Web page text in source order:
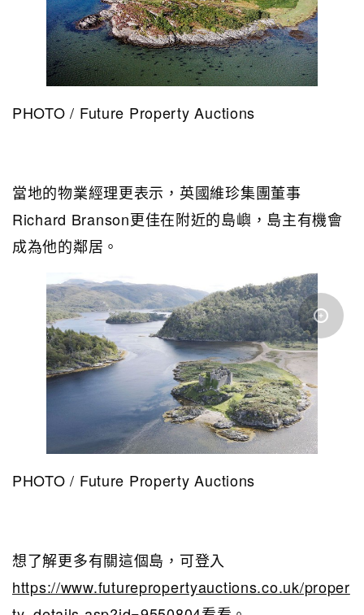
PHOTO / Future Property Auctions
當地的物業經理更表示，英國維珍集團董事
Richard Branson更佳在附近的島嶼，島主有機會
成為他的鄰居。
PHOTO / Future Property Auctions
想了解更多有關這個島，可登入
https://www.futurepropertyauctions.co.uk/proper